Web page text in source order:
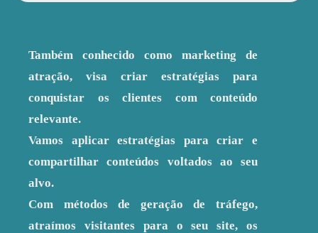
Também conhecido como marketing de
atração, visa criar estratégias para
conquistar os clientes com conteúdo
relevante.
Vamos aplicar estratégias para criar e
compartilhar conteúdos voltados ao seu
alvo.
Com métodos de geração de tráfego,
atraímos visitantes para o seu site, os